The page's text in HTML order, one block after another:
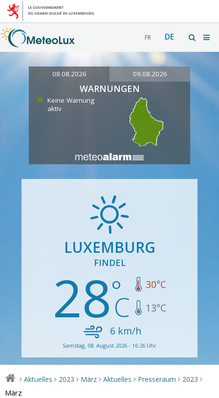
FR DE
08.08.2026 09.08.2026
WARNUNGEN
Keine Warnung
aktiv
LUXEMBURG
FINDEL
28 30°C
13°C
6 km/h
Samstag, 08. August 2026 - 16:26 Uhr
> Aktuelles > 2023 > März > Aktuelles > Presseraum > 2023 >
März